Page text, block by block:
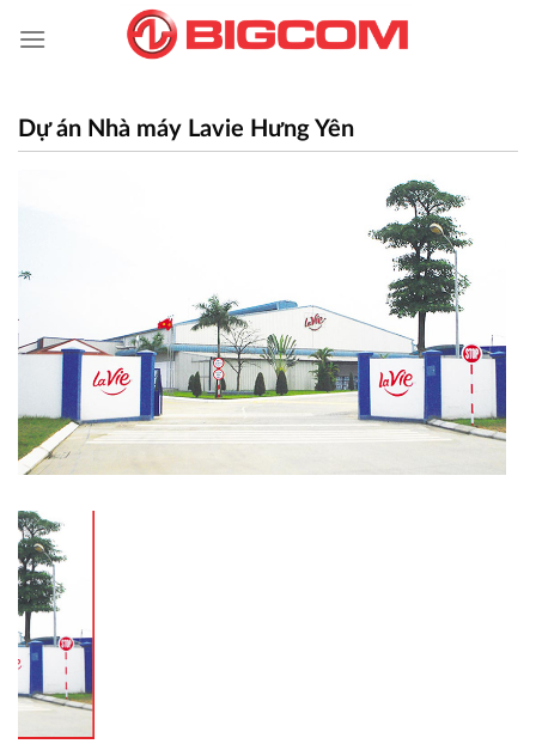
Dự án Nhà máy Lavie Hưng Yên